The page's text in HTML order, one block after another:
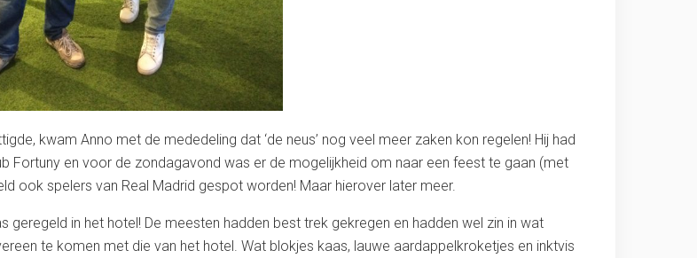
kwam Anno met de mededeling dat ‘de neus’ nog veel meer zaken kon regelen! Hij had
Fortuny en voor de zondagavond was er de mogelijkheid om naar een feest te gaan (met
ook spelers van Real Madrid gespot worden! Maar hierover later meer.
in het hotel! De meesten hadden best trek gekregen en hadden wel zin in wat
te komen met die van het hotel. Wat blokjes kaas, lauwe aardappelkroketjes en inktvis